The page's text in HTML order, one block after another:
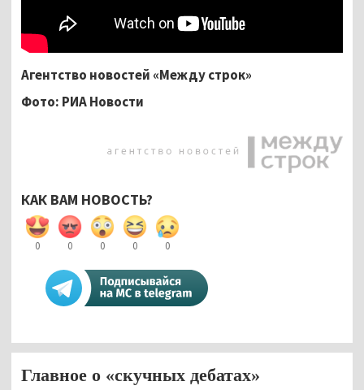
Агентство новостей «Между строк»
Фото: РИА Новости
КАК ВАМ НОВОСТЬ?
0 0 0 0 0
Главное о «скучных дебатах»